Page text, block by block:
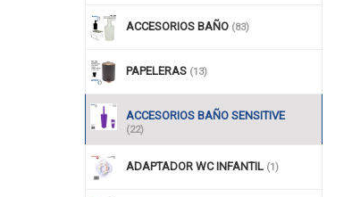
ACCESORIOS BAÑO (83)
PAPELERAS (13)
ACCESORIOS BAÑO SENSITIVE
(22)
ADAPTADOR WC INFANTIL (1)